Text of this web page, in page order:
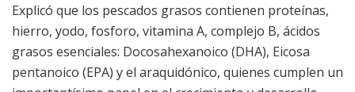
Explicó que los pescados grasos contienen proteínas,
hierro, yodo, fosforo, vitamina A, complejo B, ácidos
grasos esenciales: Docosahexanoico (DHA), Eicosa
pentanoico (EPA) y el araquidónico, quienes cumplen un